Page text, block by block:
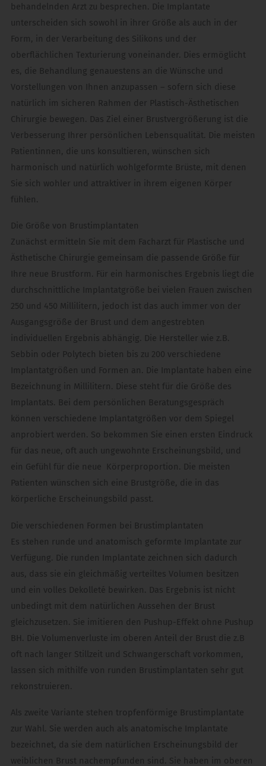
behandelnden Arzt zu besprechen. Die Implantate
unterscheiden sich sowohl in ihrer Größe als auch in der
Form, in der Verarbeitung des Silikons und der
oberflächlichen Texturierung voneinander. Dies ermöglicht
es, die Behandlung genauestens an die Wünsche und
Vorstellungen von Ihnen anzupassen – sofern sich diese
natürlich im sicheren Rahmen der Plastisch-Ästhetischen
Chirurgie bewegen. Das Ziel einer Brustvergrößerung ist die
Verbesserung Ihrer persönlichen Lebensqualität. Die meisten
Patientinnen, die uns konsultieren, wünschen sich
harmonisch und natürlich wohlgeformte Brüste, mit denen
Sie sich wohler und attraktiver in ihrem eigenen Körper
fühlen.
Die Größe von Brustimplantaten
Zunächst ermitteln Sie mit dem Facharzt für Plastische und
Ästhetische Chirurgie gemeinsam die passende Größe für
Ihre neue Brustform. Für ein harmonisches Ergebnis liegt die
durchschnittliche Implantatgröße bei vielen Frauen zwischen
250 und 450 Millilitern, jedoch ist das auch immer von der
Ausgangsgröße der Brust und dem angestrebten
individuellen Ergebnis abhängig. Die Hersteller wie z.B.
Sebbin oder Polytech bieten bis zu 200 verschiedene
Implantatgrößen und Formen an. Die Implantate haben eine
Bezeichnung in Millilitern. Diese steht für die Größe des
Implantats. Bei dem persönlichen Beratungsgespräch
können verschiedene Implantatgrößen vor dem Spiegel
anprobiert werden. So bekommen Sie einen ersten Eindruck
für das neue, oft auch ungewohnte Erscheinungsbild, und
ein Gefühl für die neue Körperproportion. Die meisten
Patienten wünschen sich eine Brustgröße, die in das
körperliche Erscheinungsbild passt.
Die verschiedenen Formen bei Brustimplantaten
Es stehen runde und anatomisch geformte Implantate zur
Verfügung. Die runden Implantate zeichnen sich dadurch
aus, dass sie ein gleichmäßig verteiltes Volumen besitzen
und ein volles Dekolleté bewirken. Das Ergebnis ist nicht
unbedingt mit dem natürlichen Aussehen der Brust
gleichzusetzen. Sie imitieren den Pushup-Effekt ohne Pushup
BH. Die Volumenverluste im oberen Anteil der Brust die z.B
oft nach langer Stillzeit und Schwangerschaft vorkommen,
lassen sich mithilfe von runden Brustimplantaten sehr gut
rekonstruieren.
Als zweite Variante stehen tropfenförmige Brustimplantate
zur Wahl. Sie werden auch als anatomische Implantate
bezeichnet, da sie dem natürlichen Erscheinungsbild der
weiblichen Brust nachempfunden sind. Sie haben im oberen